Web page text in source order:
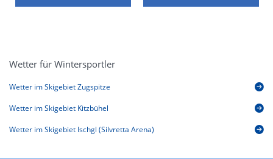
Wetter für Wintersportler
Wetter im Skigebiet Zugspitze
Wetter im Skigebiet Kitzbühel
Wetter im Skigebiet Ischgl (Silvretta Arena)